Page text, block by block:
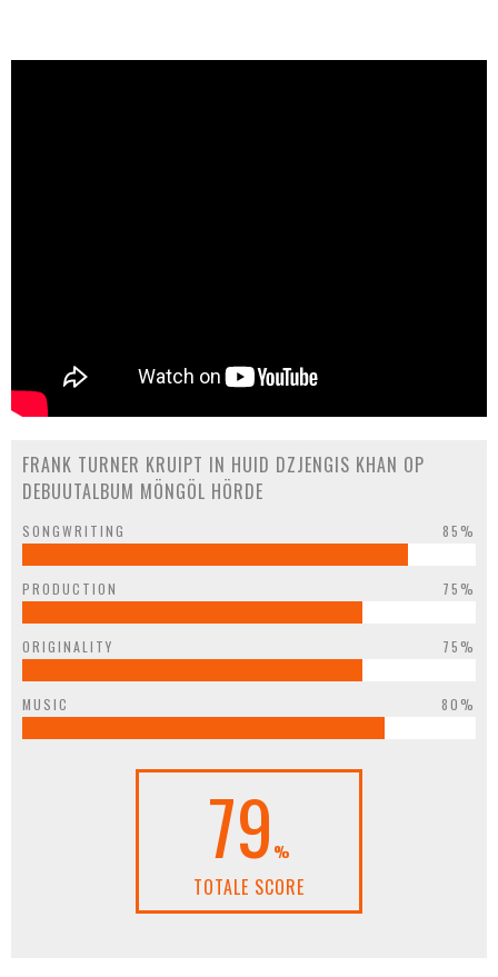
FRANK TURNER KRUIPT IN HUID DZJENGIS KHAN OP
DEBUUTALBUM MÖNGÖL HÖRDE
SONGWRITING 85%
PRODUCTION 75%
ORIGINALITY 75%
MUSIC 80%
79 %
TOTALE SCORE